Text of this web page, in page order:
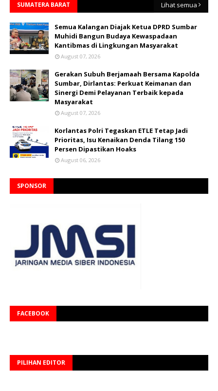
SUMATERA BARAT Lihat semua
Semua Kalangan Diajak Ketua DPRD Sumbar
Muhidi Bangun Budaya Kewaspadaan
Kantibmas di Lingkungan Masyarakat
August 07, 2026
Gerakan Subuh Berjamaah Bersama Kapolda
Sumbar, Dirlantas: Perkuat Keimanan dan
Sinergi Demi Pelayanan Terbaik kepada
Masyarakat
August 07, 2026
Korlantas Polri Tegaskan ETLE Tetap Jadi
Prioritas, Isu Kenaikan Denda Tilang 150
Persen Dipastikan Hoaks
August 06, 2026
SPONSOR
FACEBOOK
PILIHAN EDITOR